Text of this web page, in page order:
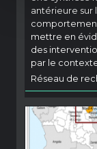
antérieure sur
mettre en
des
par le
Réseau de